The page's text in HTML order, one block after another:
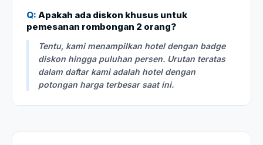
Q: Apakah ada diskon khusus untuk
pemesanan rombongan 2 orang?
Tentu, kami menampilkan hotel dengan badge
diskon hingga puluhan persen. Urutan teratas
dalam daftar kami adalah hotel dengan
potongan harga terbesar saat ini.